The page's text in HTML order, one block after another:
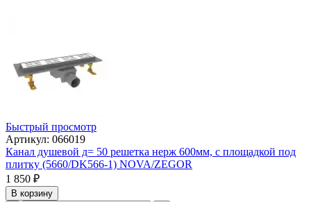
Быстрый просмотр
Артикул: 066019
Канал душевой д= 50 решетка нерж 600мм, с площадкой под
плитку (5660/DK566-1) NOVA/ZEGOR
1 850 ₽
В корзину